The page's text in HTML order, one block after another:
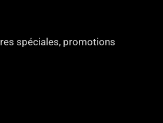
spéciales, promotions